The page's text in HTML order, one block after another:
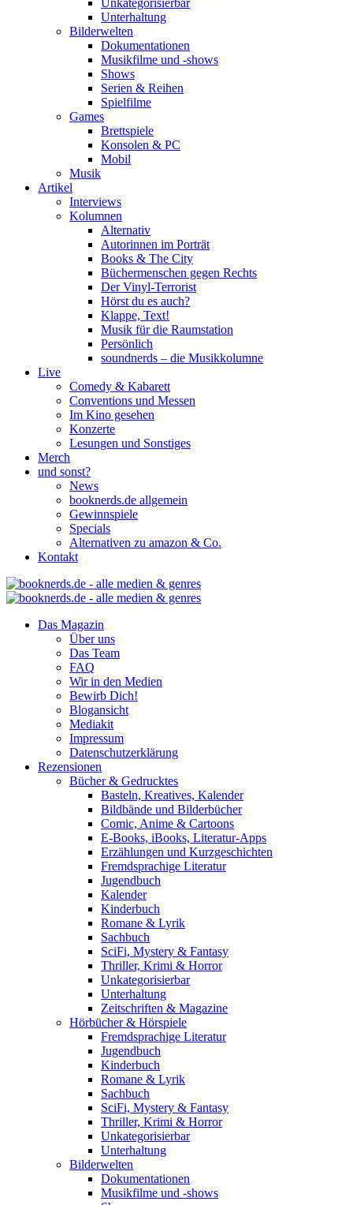
Unkategorisierbar
Unterhaltung
Bilderwelten
Dokumentationen
Musikfilme und -shows
Shows
Serien & Reihen
Spielfilme
Games
Brettspiele
Konsolen & PC
Mobil
Musik
Artikel
Interviews
Kolumnen
Alternativ
Autorinnen im Porträt
Books & The City
Büchermenschen gegen Rechts
Der Vinyl-Terrorist
Hörst du es auch?
Klappe, Text!
Musik für die Raumstation
Persönlich
soundnerds – die Musikkolumne
Live
Comedy & Kabarett
Conventions und Messen
Im Kino gesehen
Konzerte
Lesungen und Sonstiges
Merch
und sonst?
News
booknerds.de allgemein
Gewinnspiele
Specials
Alternativen zu amazon & Co.
Kontakt
Das Magazin
Über uns
Das Team
FAQ
Wir in den Medien
Bewirb Dich!
Blogansicht
Mediakit
Impressum
Datenschutzerklärung
Rezensionen
Bücher & Gedrucktes
Basteln, Kreatives, Kalender
Bildbände und Bilderbücher
Comic, Anime & Cartoons
E-Books, iBooks, Literatur-Apps
Erzählungen und Kurzgeschichten
Fremdsprachige Literatur
Jugendbuch
Kalender
Kinderbuch
Romane & Lyrik
Sachbuch
SciFi, Mystery & Fantasy
Thriller, Krimi & Horror
Unkategorisierbar
Unterhaltung
Zeitschriften & Magazine
Hörbücher & Hörspiele
Fremdsprachige Literatur
Jugendbuch
Kinderbuch
Romane & Lyrik
Sachbuch
SciFi, Mystery & Fantasy
Thriller, Krimi & Horror
Unkategorisierbar
Unterhaltung
Bilderwelten
Dokumentationen
Musikfilme und -shows